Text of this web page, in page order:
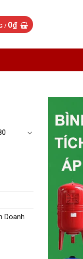
/ 0₫
Doanh